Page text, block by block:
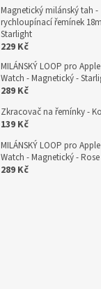
Magnetický milánský tah -
rychloupínací řemínek
Starlight
229 Kč
MILÁNSKÝ LOOP pro Apple
Watch - Magnetický -
289 Kč
Zkracovač na řemínky -
139 Kč
MILÁNSKÝ LOOP pro Apple
Watch - Magnetický -
289 Kč